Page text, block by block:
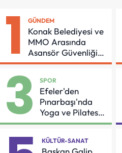
1 GÜNDEM
Konak Belediyesi ve
MMO Arasında
Asansör Güvenliği
İçin Önemli Protokol
3 SPOR
Efeler'den
Pınarbaşı'nda
Yoga ve Pilates
Buluşması
KÜLTÜR-SANAT